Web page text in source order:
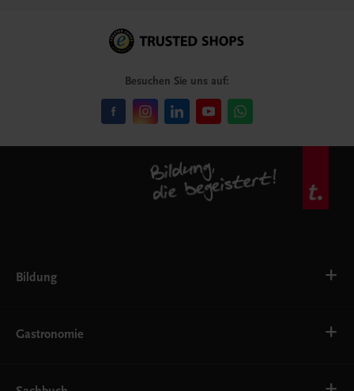
Besuchen Sie uns auf:
Bildung
AHS
EWF/ZWF
Gastronomie